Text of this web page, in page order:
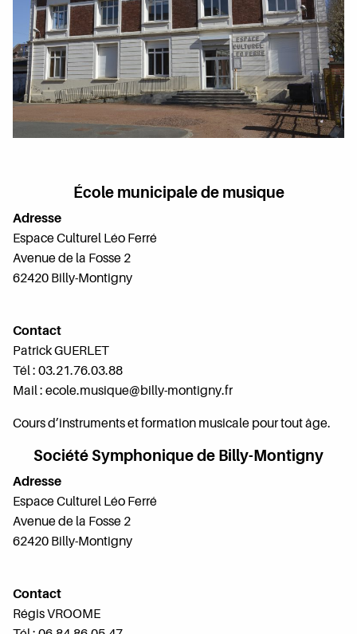
École municipale de musique
Adresse
Espace Culturel Léo Ferré
Avenue de la Fosse 2
62420 Billy-Montigny
Contact
Patrick GUERLET
Tél : 03.21.76.03.88
Mail : ecole.musique@billy-montigny.fr
Cours d’instruments et formation musicale pour tout âge.
Société Symphonique de Billy-Montigny
Adresse
Espace Culturel Léo Ferré
Avenue de la Fosse 2
62420 Billy-Montigny
Contact
Régis VROOME